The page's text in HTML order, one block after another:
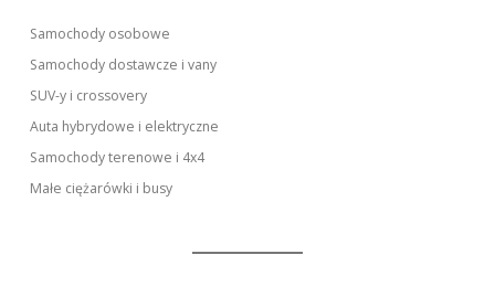
Samochody osobowe
Samochody dostawcze i vany
SUV-y i crossovery
Auta hybrydowe i elektryczne
Samochody terenowe i 4x4
Małe ciężarówki i busy